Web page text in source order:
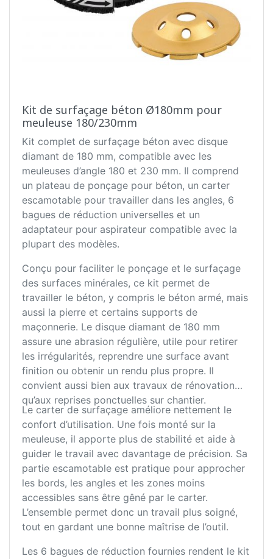
Kit de surfaçage béton Ø180mm pour
meuleuse 180/230mm
Kit complet de surfaçage béton avec disque
diamant de 180 mm, compatible avec les
meuleuses d’angle 180 et 230 mm. Il comprend
un plateau de ponçage pour béton, un carter
escamotable pour travailler dans les angles, 6
bagues de réduction universelles et un
adaptateur pour aspirateur compatible avec la
plupart des modèles.
Conçu pour faciliter le ponçage et le surfaçage
des surfaces minérales, ce kit permet de
travailler le béton, y compris le béton armé, mais
aussi la pierre et certains supports de
maçonnerie. Le disque diamant de 180 mm
assure une abrasion régulière, utile pour retirer
les irrégularités, reprendre une surface avant
finition ou obtenir un rendu plus propre. Il
convient aussi bien aux travaux de rénovation
qu’aux reprises ponctuelles sur chantier.
Le carter de surfaçage améliore nettement le
confort d’utilisation. Une fois monté sur la
meuleuse, il apporte plus de stabilité et aide à
guider le travail avec davantage de précision. Sa
partie escamotable est pratique pour approcher
les bords, les angles et les zones moins
accessibles sans être gêné par le carter.
L’ensemble permet donc un travail plus soigné,
tout en gardant une bonne maîtrise de l’outil.
Les 6 bagues de réduction fournies rendent le kit